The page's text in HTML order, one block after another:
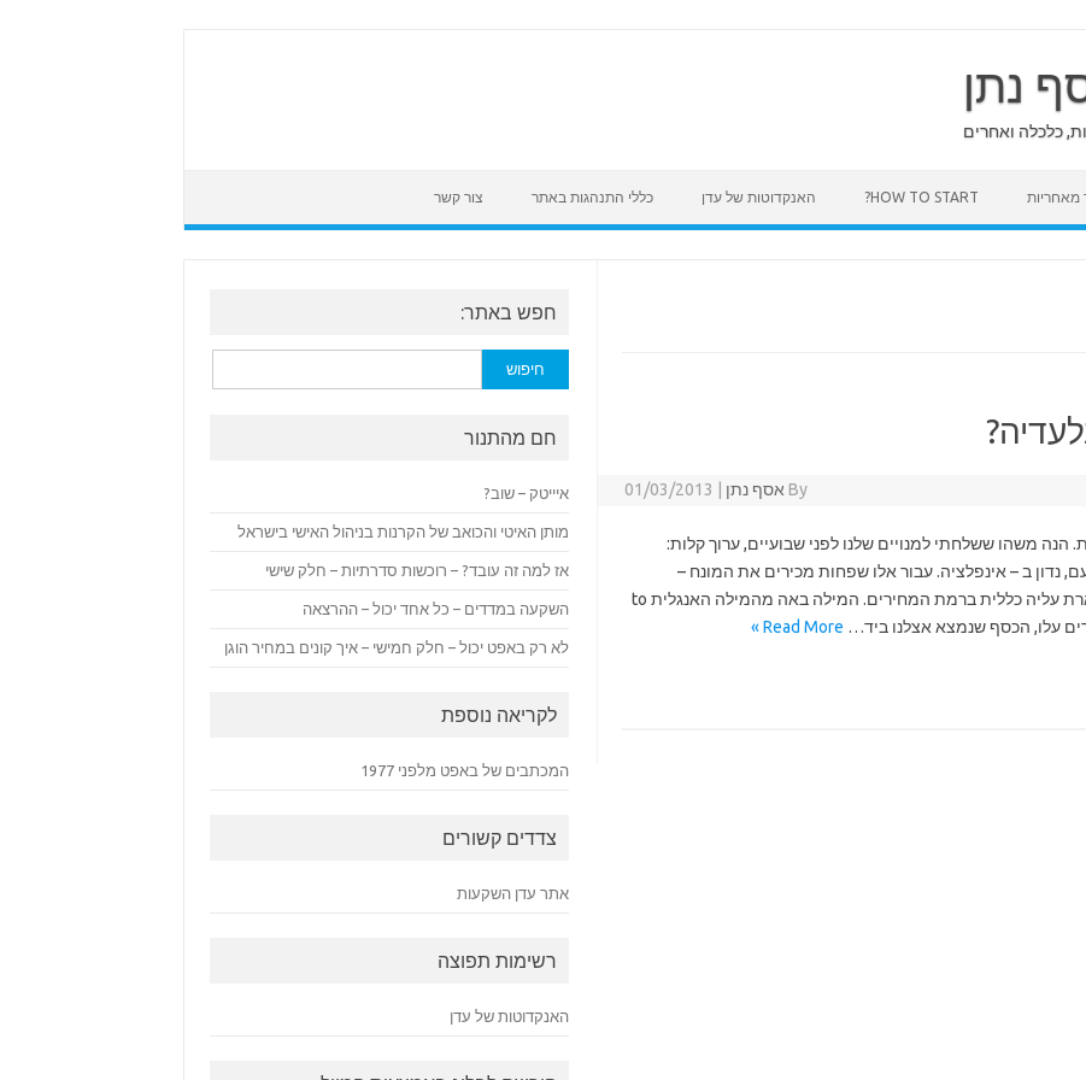
נתן
כלכלה ואחרים
HOW TO START? האנקדוטות של עדן כללי התנהגות באתר צור קשר
By אסף נתן 01/03/2013
משהו ששלחתי למנויים שלנו לפני שבועיים, ערוך קלות:
עבור אלו שפחות מכירים את המונח –
אינפלציה, בצורה בה משתמשים ביום-יום, מתארת עליה כללית ברמת המחירים. המילה באה מהמילה האנגלית to
Read More »
חפש באתר:
חיפוש:
חם מהתנור
איייטק – שוב?
מותן האיטי והכואב של הקרנות בניהול האישי בישראל
אז למה זה עובד? – רוכשות סדרתיות – חלק שישי
השקעה במדדים – כל אחד יכול – ההרצאה
לא רק באפט יכול – חלק חמישי – איך קונים במחיר הוגן
לקריאה נוספת
המכתבים של באפט מלפני 1977
צדדים קשורים
אתר עדן השקעות
רשימות תפוצה
האנקדוטות של עדן